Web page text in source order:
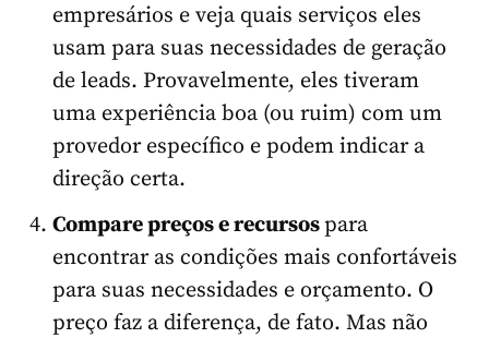
empresários e veja quais serviços eles
usam para suas necessidades de geração
de leads. Provavelmente, eles tiveram
uma experiência boa (ou ruim) com um
provedor específico e podem indicar a
direção certa.
Compare preços e recursospara
encontrar as condições mais confortáveis ​​
para suas necessidades e orçamento. O
preço faz a diferença, de fato. Mas não